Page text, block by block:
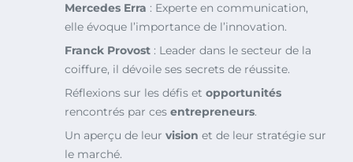
Mercedes Erra : Experte en communication,
elle évoque l’importance de l’innovation.
Franck Provost : Leader dans le secteur de la
coiffure, il dévoile ses secrets de réussite.
Réflexions sur les défis et opportunités
rencontrés par ces entrepreneurs.
Un aperçu de leur vision et de leur stratégie sur
le marché.